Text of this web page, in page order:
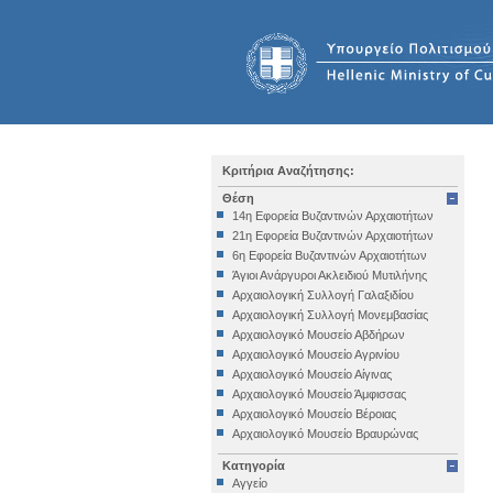
Κριτήρια Αναζήτησης:
Θέση
14η Εφορεία Βυζαντινών Αρχαιοτήτων
21η Εφορεία Βυζαντινών Αρχαιοτήτων
6η Εφορεία Βυζαντινών Αρχαιοτήτων
Άγιοι Ανάργυροι Ακλειδιού Μυτιλήνης
Αρχαιολογική Συλλογή Γαλαξιδίου
Αρχαιολογική Συλλογή Μονεμβασίας
Αρχαιολογικό Μουσείο Αβδήρων
Αρχαιολογικό Μουσείο Αγρινίου
Αρχαιολογικό Μουσείο Αίγινας
Αρχαιολογικό Μουσείο Άμφισσας
Αρχαιολογικό Μουσείο Βέροιας
Αρχαιολογικό Μουσείο Βραυρώνας
Αρχαιολογικό Μουσείο Δελφών
Αρχαιολογικό Μουσείο Ηγουμενίτσας
Κατηγορία
Αγγείο